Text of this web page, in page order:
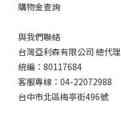
購物金查詢
與我們聯絡
台灣亞利森有限公司 總代理
統編：80117684
客服專線：04-22072988
台中市北區梅亭街496號